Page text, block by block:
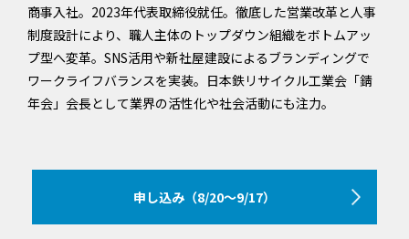
商事入社。2023年代表取締役就任。徹底した営業改革と人事
制度設計により、職人主体のトップダウン組織をボトムアッ
プ型へ変革。SNS活用や新社屋建設によるブランディングで
ワークライフバランスを実装。日本鉄リサイクル工業会「錆
年会」会長として業界の活性化や社会活動にも注力。
申し込み（8/20～9/17）